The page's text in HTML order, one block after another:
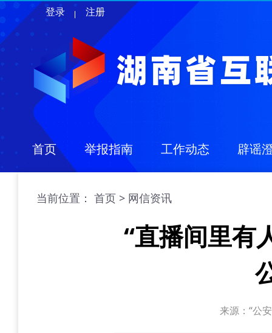
登录 注册
首页 举报指南 工作动态 辟谣
当前位置： 首页 > 网信资讯
“直播间里有
来源：“公